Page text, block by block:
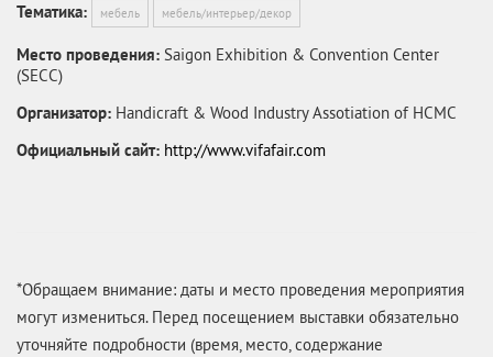
Тематика:
мебель мебель/интерьер/декор
Место проведения: Saigon Exhibition & Convention Center
(SECC)
Организатор: Handicraft & Wood Industry Assotiation of HCMC
Официальный сайт: http://www.vifafair.com
*Обращаем внимание: даты и место проведения мероприятия
могут измениться. Перед посещением выставки обязательно
уточняйте подробности (время, место, содержание